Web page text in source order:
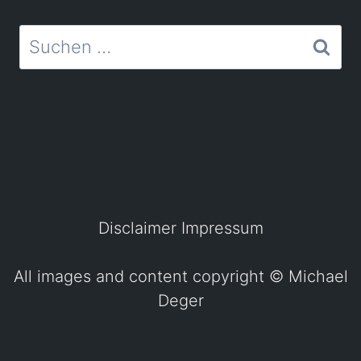
Suchen
nach:
Disclaimer Impressum
All images and content copyright © Michael
Deger